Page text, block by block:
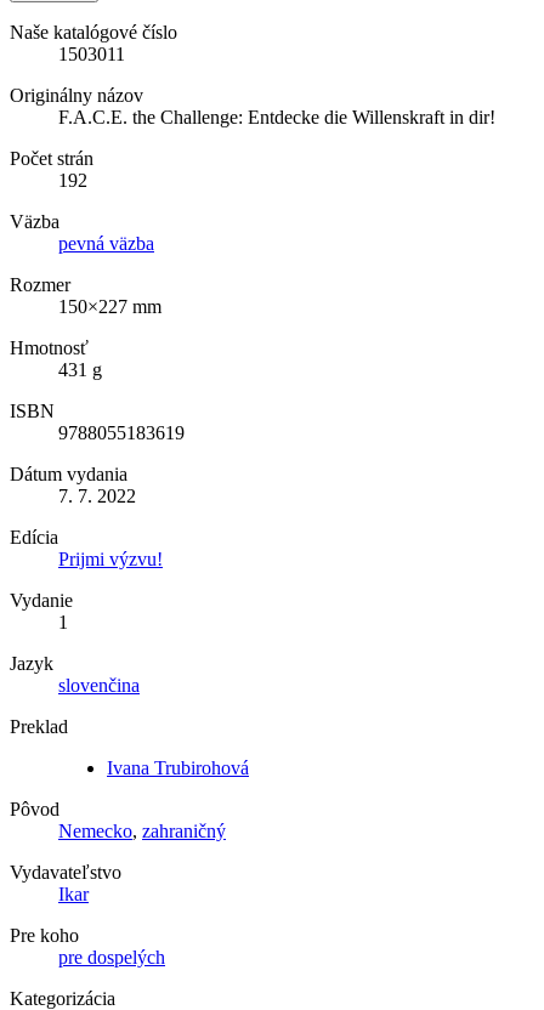
Naše katalógové číslo
1503011
Originálny názov
F.A.C.E. the Challenge: Entdecke die Willenskraft in dir!
Počet strán
192
Väzba
pevná väzba
Rozmer
150×227 mm
Hmotnosť
431 g
ISBN
9788055183619
Dátum vydania
7. 7. 2022
Edícia
Prijmi výzvu!
Vydanie
1
Jazyk
slovenčina
Preklad
Ivana Trubirohová
Pôvod
Nemecko, zahraničný
Vydavateľstvo
Ikar
Pre koho
pre dospelých
Kategorizácia